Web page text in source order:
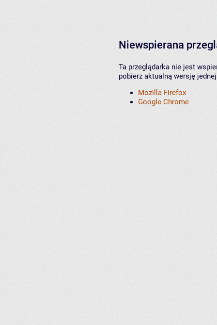
Niewspierana
Ta przeglądarka nie jest
pobierz aktualną wersję
Mozilla Firefox
Google Chrome